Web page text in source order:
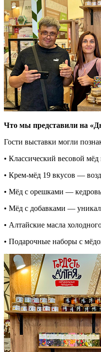
Что мы представили на
Гости выставки могли
• Классический весовой
• Крем-мёд 19 вкусов —
• Мёд с орешками —
• Мёд с добавками —
• Алтайские масла
• Подарочные наборы с